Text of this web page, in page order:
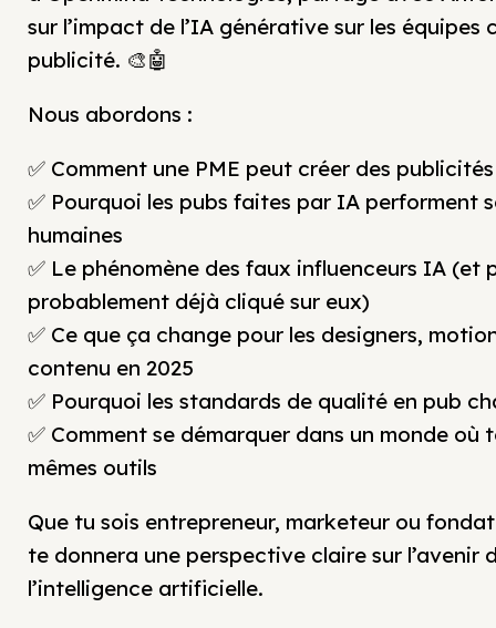
sur l’impact de l’IA générative sur les
publicité. 🎨🤖
Nous abordons :
✅ Comment une PME peut créer des
✅ Pourquoi les pubs faites par IA performent
humaines
✅ Le phénomène des faux influenceurs IA (et
probablement déjà cliqué sur eux)
✅ Ce que ça change pour les designers,
contenu en 2025
✅ Pourquoi les standards de qualité en pub
✅ Comment se démarquer dans un monde où
mêmes outils
Que tu sois entrepreneur, marketeur ou
te donnera une perspective claire sur l’avenir
l’intelligence artificielle.